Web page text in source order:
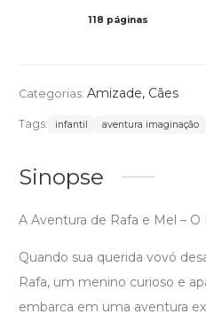
118 páginas
Categorias: Amizade, Cães
Tags: infantil aventura imaginação
Sinopse
A Aventura de Rafa e Mel –
Quando sua querida vovó
Rafa, um menino curioso e
embarca em uma aventura